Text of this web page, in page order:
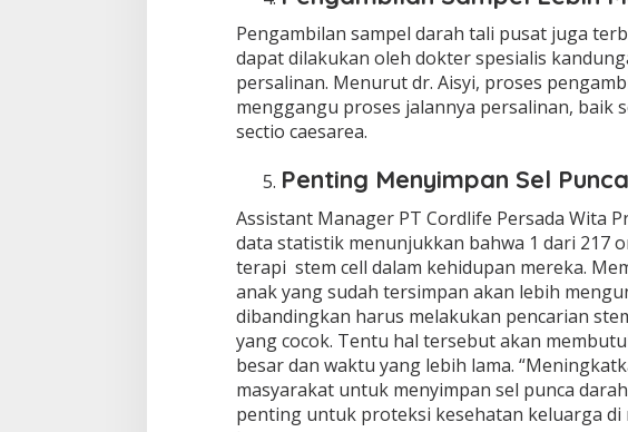
Pengambilan sampel darah tali pusat juga
dapat dilakukan oleh dokter spesialis
persalinan. Menurut dr. Aisyi, proses
menggangu proses jalannya persalinan, baik
sectio caesarea.
Penting Menyimpan Sel
Assistant Manager PT Cordlife Persada Wita
data statistik menunjukkan bahwa 1 dari 217
terapi stem cell dalam kehidupan mereka.
anak yang sudah tersimpan akan lebih
dibandingkan harus melakukan pencarian
yang cocok. Tentu hal tersebut akan
besar dan waktu yang lebih lama.
masyarakat untuk menyimpan sel punca
penting untuk proteksi kesehatan keluarga di